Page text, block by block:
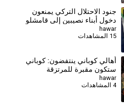
جنود الاحتلال التركي يمنعون
دخول أبناء نصيبين إلى قامشلو
hawar
أهالي كوباني ينتفضون: كوباني
ستكون مقبرة للمرتزقة
المدعومين من الاحتلال التركي
hawar
4 المشاهدات